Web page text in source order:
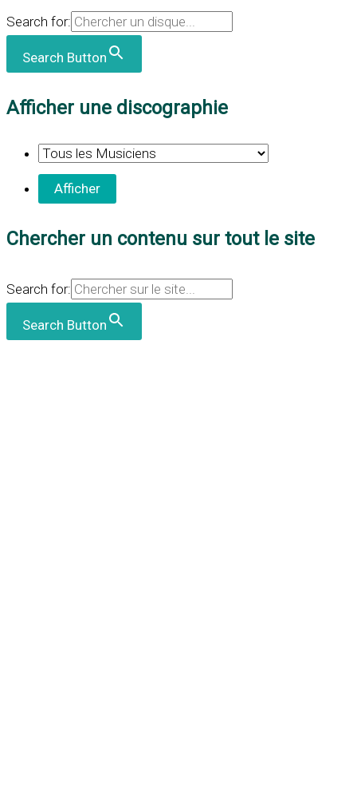
Search for:
Search Button
Afficher une discographie
Chercher un contenu sur tout le site
Search for:
Search Button